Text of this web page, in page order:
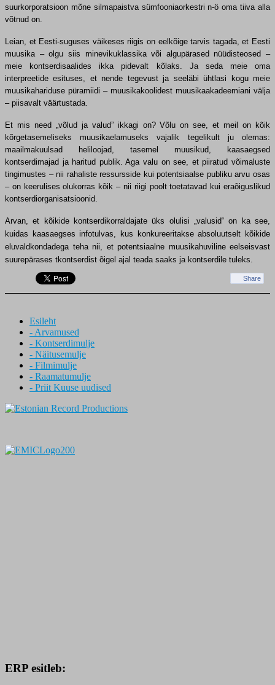
suurkorporatsioon mõne silmapaistva sümfooniaorkestri n-ö oma tiiva alla
võtnud on.
Leian, et Eesti-suguses väikeses riigis on eelkõige tarvis tagada, et Eesti
muusika – olgu siis minevikuklassika või algupärased nüüdisteosed –
meie kontserdisaalides ikka pidevalt kõlaks. Ja seda meie oma
interpreetide esituses, et nende tegevust ja seeläbi ühtlasi kogu meie
muusikahariduse püramiidi – muusikakoolidest muusikaakadeemiani välja
– piisavalt väärtustada.
Et mis need „võlud ja valud” ikkagi on? Võlu on see, et meil on kõik
kõrgetasemeliseks muusikaelamuseks vajalik tegelikult ju olemas:
maailmakuulsad heliloojad, tasemel muusikud, kaasaegsed
kontserdimajad ja haritud publik. Aga valu on see, et piiratud võimaluste
tingimustes – nii rahaliste ressursside kui potentsiaalse publiku arvu osas
– on keerulises olukorras kõik – nii riigi poolt toetatavad kui eraõiguslikud
kontserdiorganisatsioonid.
Arvan, et kõikide kontserdikorraldajate üks olulisi „valusid“ on ka see,
kuidas kaasaegses infotulvas, kus konkureeritakse absoluutselt kõikide
eluvaldkondadega teha nii, et potentsiaalne muusikahuviline eelseisvast
suurepärases tkontserdist õigel ajal teada saaks ja kontserdile tuleks.
Share
Esileht
- Arvamused
- Kontserdimulje
- Näitusemulje
- Filmimulje
- Raamatumulje
- Priit Kuuse uudised
ERP esitleb: